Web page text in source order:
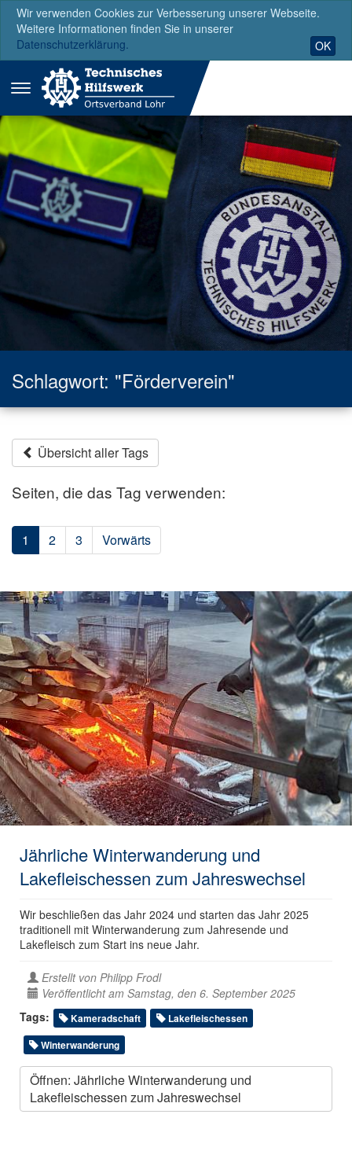
Wir verwenden Cookies zur Verbesserung unserer Webseite.
Weitere Informationen finden Sie in unserer
Datenschutzerklärung.
OK
Menü
ausklappen
Schlagwort: "Förderverein"
Übersicht aller Tags
Seiten, die das Tag verwenden:
1 2 3 Vorwärts
Jährliche Winterwanderung und
Lakefleischessen zum Jahreswechsel
Wir beschließen das Jahr 2024 und starten das Jahr 2025
traditionell mit Winterwanderung zum Jahresende und
Lakefleisch zum Start ins neue Jahr.
Erstellt von Philipp Frodl
Veröffentlicht am Samstag, den 6. September 2025
Tags:
Kameradschaft
Lakefleischessen
Winterwanderung
Öffnen: Jährliche Winterwanderung und
Lakefleischessen zum Jahreswechsel